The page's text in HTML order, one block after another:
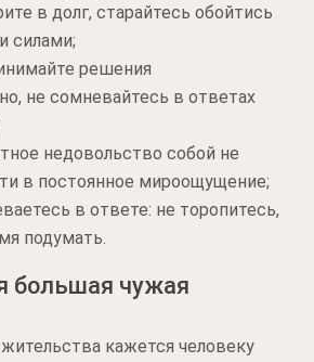
в долг, старайтесь обойтись
силами;
решения
не сомневайтесь в ответах
недовольство собой не
в постоянное мироощущение;
в ответе: не торопитесь,
подумать.
большая чужая
кажется человеку